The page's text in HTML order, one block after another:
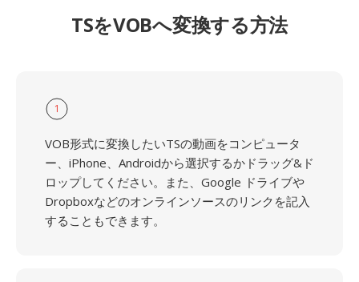
TSをVOBへ変換する方法
1
VOB形式に変換したいTSの動画をコンピュータ
ー、iPhone、Androidから選択するかドラッグ&ド
ロップしてください。また、Google ドライブや
Dropboxなどのオンラインソースのリンクを記入
することもできます。